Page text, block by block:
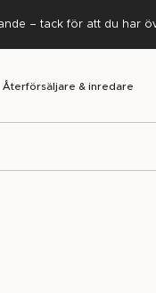
– tack för att du har
Återförsäljare & inredare